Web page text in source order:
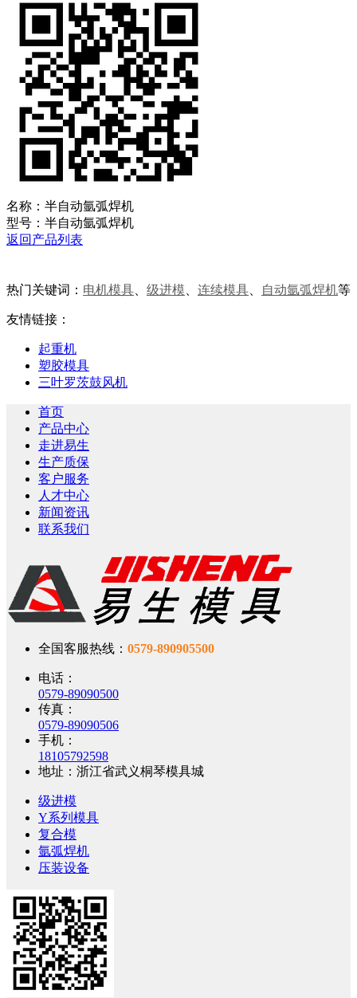
名称： 半自动氩弧焊机
型号： 半自动氩弧焊机
返回产品列表
热门关键词： 电机模具、 级进模、 连续模具、 自动氩弧焊机等
友情链接：
起重机
塑胶模具
三叶罗茨鼓风机
首页
产品中心
走进易生
生产质保
客户服务
人才中心
新闻资讯
联系我们
全国客服热线： 0579-890905500
电话：
0579-89090500
传真：
0579-89090506
手机：
18105792598
地址：浙江省武义桐琴模具城
级进模
Y系列模具
复合模
氩弧焊机
压装设备